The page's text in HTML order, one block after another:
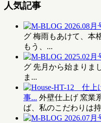
人気記事
グ 梅雨もあけて、本
もう、...
グ 先月から始まりま
ま...
事... 外壁仕上げ 窯業
ば、私のこだわりは